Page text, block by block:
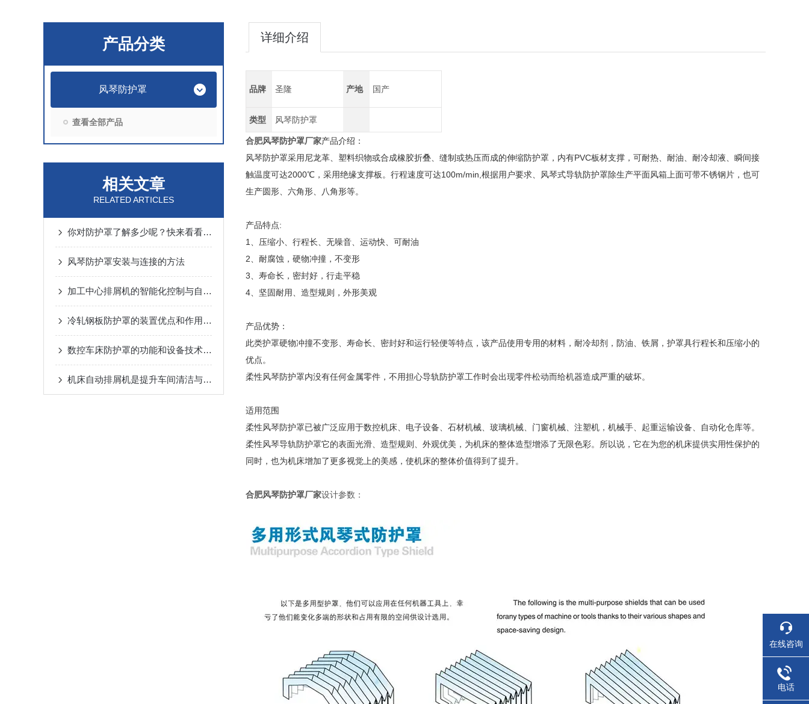
产品分类
风琴防护罩
查看全部产品
相关文章
RELATED ARTICLES
你对防护罩了解多少呢？快来看看吧！
风琴防护罩安装与连接的方法
加工中心排屑机的智能化控制与自动化优势
冷轧钢板防护罩的装置优点和作用说明
数控车床防护罩的功能和设备技术要求是什么
机床自动排屑机是提升车间清洁与效率的设备
详细介绍
品牌 圣隆 产地 国产
类型 风琴防护罩
合肥风琴防护罩厂家产品介绍：
风琴防护罩采用尼龙革、塑料织物或合成橡胶折叠、缝制或热压而成的伸缩防护罩，内有PVC板材支撑，可耐热、耐油、耐冷却液、瞬间接
触温度可达2000℃，采用绝缘支撑板。行程速度可达100m/min,根据用户要求、风琴式导轨防护罩除生产平面风箱上面可带不锈钢片，也可
生产圆形、六角形、八角形等。
产品特点:
1、压缩小、行程长、无噪音、运动快、可耐油
2、耐腐蚀，硬物冲撞，不变形
3、寿命长，密封好，行走平稳
4、坚固耐用、造型规则，外形美观
产品优势：
此类护罩硬物冲撞不变形、寿命长、密封好和运行轻便等特点，该产品使用专用的材料，耐冷却剂，防油、铁屑，护罩具行程长和压缩小的
优点。
柔性风琴防护罩内没有任何金属零件，不用担心导轨防护罩工作时会出现零件松动而给机器造成严重的破坏。
适用范围
柔性风琴防护罩已被广泛应用于数控机床、电子设备、石材机械、玻璃机械、门窗机械、注塑机，机械手、起重运输设备、自动化仓库等。
柔性风琴导轨防护罩它的表面光滑、造型规则、外观优美，为机床的整体造型增添了无限色彩。所以说，它在为您的机床提供实用性保护的
同时，也为机床增加了更多视觉上的美感，使机床的整体价值得到了提升。
合肥风琴防护罩厂家设计参数：
在线咨询
电话